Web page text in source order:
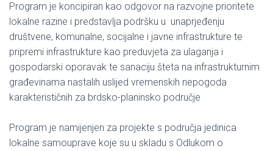
Program je koncipiran kao odgovor na razvojne prioritete
lokalne razine i predstavlja podršku u unaprjeđenju
društvene, komunalne, socijalne i javne infrastrukture te
pripremi infrastrukture kao preduvjeta za ulaganja i
gospodarski oporavak te sanaciju šteta na infrastrukturnim
građevinama nastalih uslijed vremenskih nepogoda
karakterističnih za brdsko-planinsko područje
Program je namijenjen za projekte s područja jedinica
lokalne samouprave koje su u skladu s Odlukom o